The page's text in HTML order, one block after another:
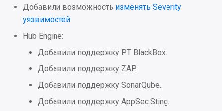
Добавили возможность изменять Severity
уязвимостей.
Hub Engine:
Добавили поддержку PT BlackBox.
Добавили поддержку ZAP.
Добавили поддержку SonarQube.
Добавили поддержку AppSec.Sting.